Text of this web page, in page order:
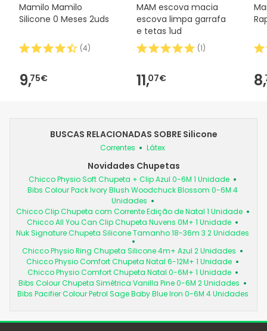
Mamilo Mamilo
Silicone 0 Meses 2uds
(4)
9,75€
MAM escova macia
escova limpa garrafa
e tetas 1ud
(1)
11,07€ 8,
BUSCAS RELACIONADAS SOBRE Silicone
Correntes Látex
Novidades Chupetas
Chicco Physio Soft Chupeta + Clip Azul 0-6M 1 Unidade
Bibs Colour Pack Ivory Blush Woodchuck Blossom 0-6M 4
Unidades
Chicco Clip Chupeta com Corrente Edição de Natal 1 Unidade
Chicco All You Can Clip Chupeta Nuvens 0M+ 1 Unidade
Nuk Signature Chupeta Silicone Tamanho 18-36m 3 2 Unidades
Chicco Physio Ring Chupeta Silicone 4m+ Azul 2 Unidades
Chicco Physio Comfort Chupeta Natal 6-12M+ 1 Unidade
Chicco Physio Comfort Chupeta Natal 0-6M+ 1 Unidade
Bibs Colour Chupeta Simétrica Vanilla Pine 0-6M 2 Unidades
Bibs Pacifier Colour Petrol Sage Baby Blue Iron 0-6M 4 Unidades